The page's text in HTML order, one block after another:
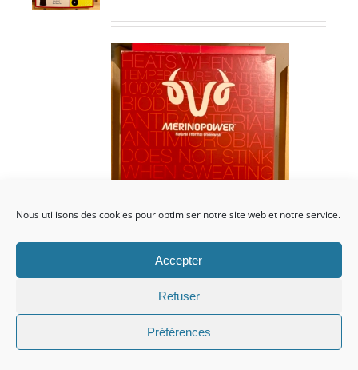
Nous utilisons des cookies pour optimiser notre site web et notre service.
Accepter
Refuser
Préférences
initial
était :
CHF 85.00.
actuel
est :
CHF 59.00.